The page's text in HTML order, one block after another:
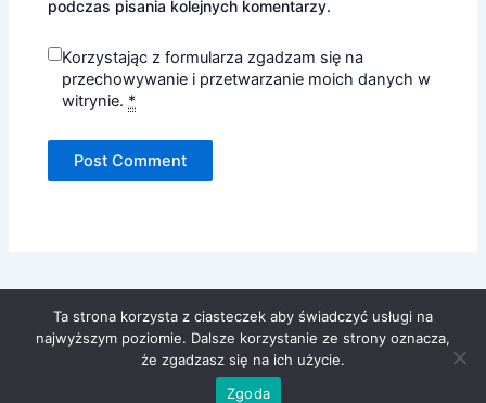
podczas pisania kolejnych komentarzy.
Korzystając z formularza zgadzam się na
przechowywanie i przetwarzanie moich danych w
witrynie. *
Copyright © 2026 Realiaonline.pl
Ta strona korzysta z ciasteczek aby świadczyć usługi na
najwyższym poziomie. Dalsze korzystanie ze strony oznacza,
że zgadzasz się na ich użycie.
Zgoda